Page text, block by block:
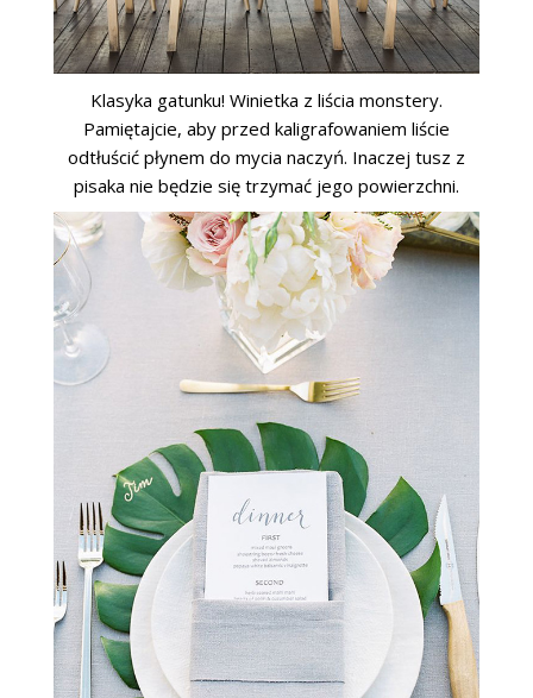
Klasyka gatunku! Winietka z liścia monstery.
Pamiętajcie, aby przed kaligrafowaniem liście
odtłuścić płynem do mycia naczyń. Inaczej tusz z
pisaka nie będzie się trzymać jego powierzchni.